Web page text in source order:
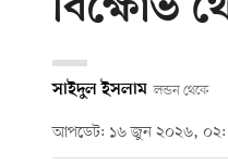
বিক্ষোভ
সাইদুল ইসলাম লন্ডন থেকে
আপডেট: ১৬ জুন ২০২৬,